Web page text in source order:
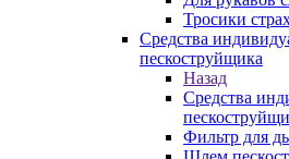
Тросики
Средства
пескоструйщика
Назад
Средства
Фильтр для